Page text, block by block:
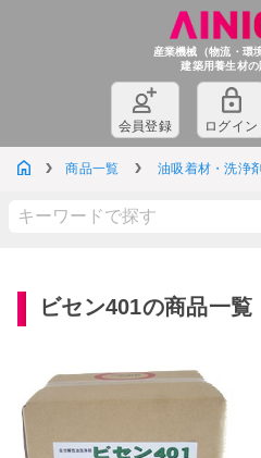
産業機械（物流・環
建築用養生材の
会員登録 ログイン
商品一覧 油吸着材・洗浄
ビセン401の商品一覧